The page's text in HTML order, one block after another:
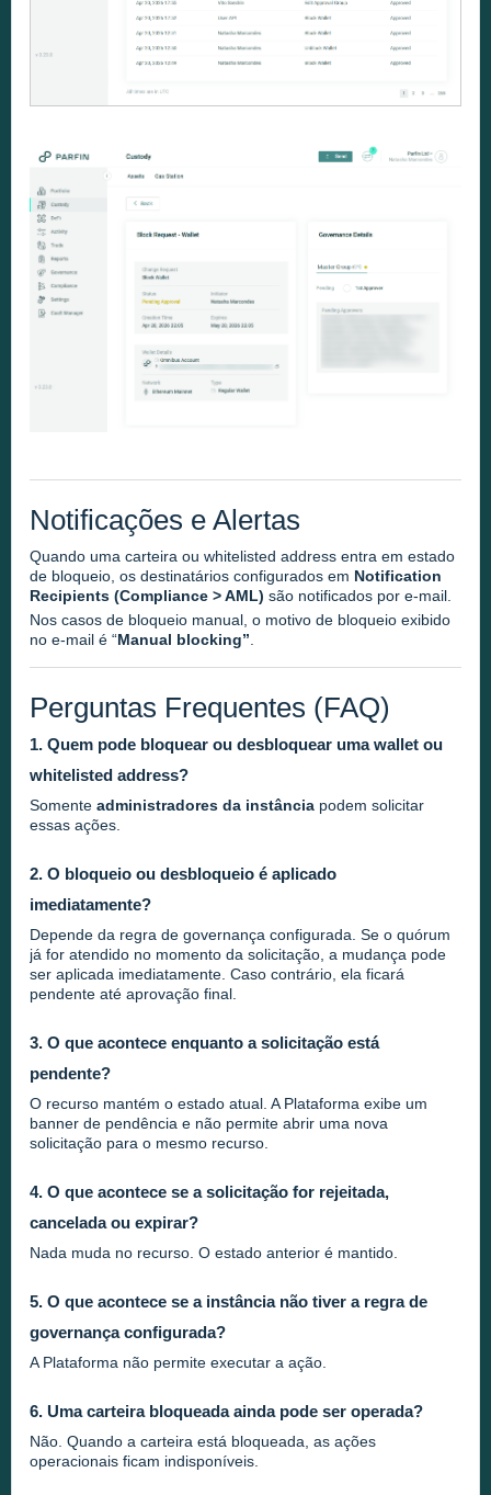
Notificações e Alertas
Quando uma carteira ou whitelisted address entra em estado
de bloqueio, os destinatários configurados em Notification
Recipients (Compliance > AML) são notificados por e-mail.
Nos casos de bloqueio manual, o motivo de bloqueio exibido
no e-mail é “Manual blocking”.
Perguntas Frequentes (FAQ)
1. Quem pode bloquear ou desbloquear uma wallet ou
whitelisted address?
Somente administradores da instância podem solicitar
essas ações.
2. O bloqueio ou desbloqueio é aplicado
imediatamente?
Depende da regra de governança configurada. Se o quórum
já for atendido no momento da solicitação, a mudança pode
ser aplicada imediatamente. Caso contrário, ela ficará
pendente até aprovação final.
3. O que acontece enquanto a solicitação está
pendente?
O recurso mantém o estado atual. A Plataforma exibe um
banner de pendência e não permite abrir uma nova
solicitação para o mesmo recurso.
4. O que acontece se a solicitação for rejeitada,
cancelada ou expirar?
Nada muda no recurso. O estado anterior é mantido.
5. O que acontece se a instância não tiver a regra de
governança configurada?
A Plataforma não permite executar a ação.
6. Uma carteira bloqueada ainda pode ser operada?
Não. Quando a carteira está bloqueada, as ações
operacionais ficam indisponíveis.